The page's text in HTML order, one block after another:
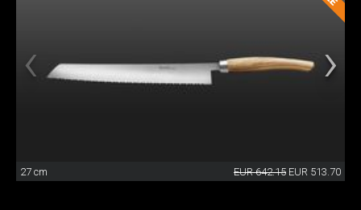
27 cm EUR 642.15 EUR 513.70